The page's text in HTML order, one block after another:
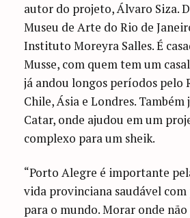
autor do projeto, Álvaro Siza.
Museu de Arte do Rio de
Instituto Moreyra Salles. É
Musse, com quem tem um
já andou longos períodos pelo
Chile, Ásia e Londres.
Catar, onde ajudou em um
complexo para um sheik.
“Porto Alegre é importante
vida provinciana saudável com
para o mundo. Morar onde não